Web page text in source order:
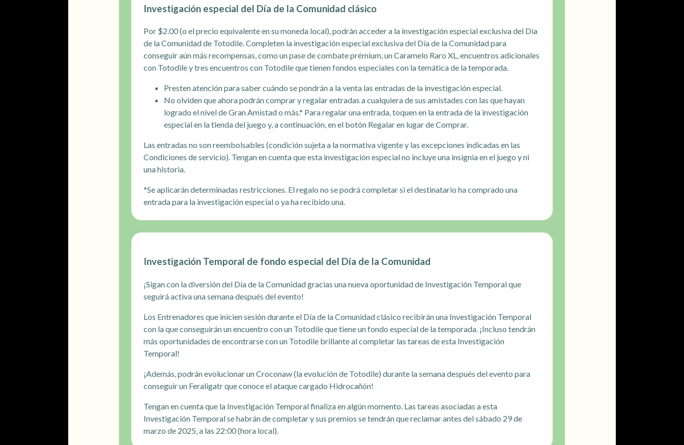
Investigación especial del Día de la Comunidad clásico
Por $2.00 (o el precio equivalente en su moneda local), podrán acceder a la investigación especial exclusiva del Día
de la Comunidad de Totodile. Completen la investigación especial exclusiva del Día de la Comunidad para
conseguir aún más recompensas, como un pase de combate prémium, un Caramelo Raro XL, encuentros adicionales
con Totodile y tres encuentros con Totodile que tienen fondos especiales con la temática de la temporada.
Presten atención para saber cuándo se pondrán a la venta las entradas de la investigación especial.
No olviden que ahora podrán comprar y regalar entradas a cualquiera de sus amistades con las que hayan
logrado el nivel de Gran Amistad o más.* Para regalar una entrada, toquen en la entrada de la investigación
especial en la tienda del juego y, a continuación, en el botón Regalar en lugar de Comprar.
Las entradas no son reembolsables (condición sujeta a la normativa vigente y las excepciones indicadas en las
Condiciones de servicio). Tengan en cuenta que esta investigación especial no incluye una insignia en el juego y ni
una historia.
*Se aplicarán determinadas restricciones. El regalo no se podrá completar si el destinatario ha comprado una
entrada para la investigación especial o ya ha recibido una.
Investigación Temporal de fondo especial del Día de la Comunidad
¡Sigan con la diversión del Día de la Comunidad gracias una nueva oportunidad de Investigación Temporal que
seguirá activa una semana después del evento!
Los Entrenadores que inicien sesión durante el Día de la Comunidad clásico recibirán una Investigación Temporal
con la que conseguirán un encuentro con un Totodile que tiene un fondo especial de la temporada. ¡Incluso tendrán
más oportunidades de encontrarse con un Totodile brillante al completar las tareas de esta Investigación
Temporal!
¡Además, podrán evolucionar un Croconaw (la evolución de Totodile) durante la semana después del evento para
conseguir un Feraligatr que conoce el ataque cargado Hidrocañón!
Tengan en cuenta que la Investigación Temporal finaliza en algún momento. Las tareas asociadas a esta
Investigación Temporal se habrán de completar y sus premios se tendrán que reclamar antes del sábado 29 de
marzo de 2025, a las 22:00 (hora local).